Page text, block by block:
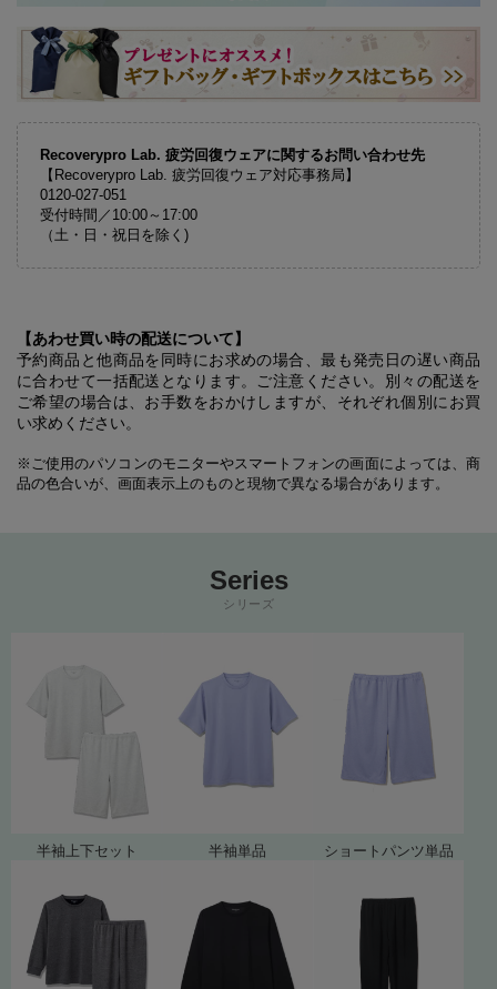
Recoverypro Lab. 疲労回復ウェアに関するお問い合わせ先
【Recoverypro Lab. 疲労回復ウェア対応事務局】
0120-027-051
受付時間／10:00～17:00
（土・日・祝日を除く)
【あわせ買い時の配送について】
予約商品と他商品を同時にお求めの場合、最も発売日の遅い商品
に合わせて一括配送となります。ご注意ください。別々の配送を
ご希望の場合は、お手数をおかけしますが、それぞれ個別にお買
い求めください。
※ご使用のパソコンのモニターやスマートフォンの画面によっては、商
品の色合いが、画面表示上のものと現物で異なる場合があります。
Series
シリーズ
半袖上下セット 半袖単品 ショートパンツ単品